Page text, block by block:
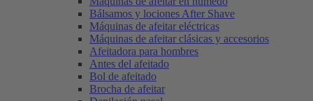
Bálsamos y lociones After Shave
Máquinas de afeitar eléctricas
Máquinas de afeitar clásicas y accesorios
Afeitadora para hombres
Antes del afeitado
Bol de afeitado
Brocha de afeitar